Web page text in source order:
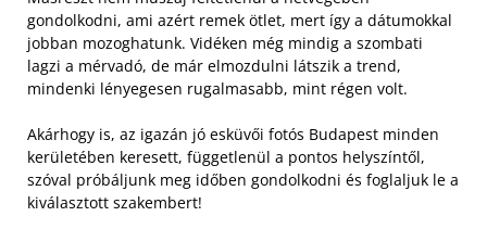
gondolkodni, ami azért remek ötlet, mert így a dátumokkal
jobban mozoghatunk. Vidéken még mindig a szombati
lagzi a mérvadó, de már elmozdulni látszik a trend,
mindenki lényegesen rugalmasabb, mint régen volt.
Akárhogy is, az igazán jó esküvői fotós Budapest minden
kerületében keresett, függetlenül a pontos helyszíntől,
szóval próbáljunk meg időben gondolkodni és foglaljuk le a
kiválasztott szakembert!